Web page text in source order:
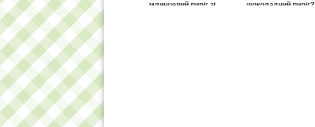
млинцевий пиріг зі
шоколадний пиріг?